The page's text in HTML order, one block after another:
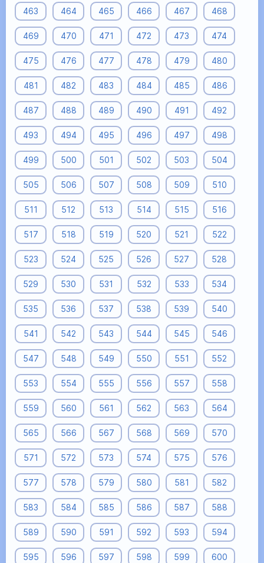
463 464 465 466 467 468
469 470 471 472 473 474
475 476 477 478 479 480
481 482 483 484 485 486
487 488 489 490 491 492
493 494 495 496 497 498
499 500 501 502 503 504
505 506 507 508 509 510
511 512 513 514 515 516
517 518 519 520 521 522
523 524 525 526 527 528
529 530 531 532 533 534
535 536 537 538 539 540
541 542 543 544 545 546
547 548 549 550 551 552
553 554 555 556 557 558
559 560 561 562 563 564
565 566 567 568 569 570
571 572 573 574 575 576
577 578 579 580 581 582
583 584 585 586 587 588
589 590 591 592 593 594
595 596 597 598 599 600